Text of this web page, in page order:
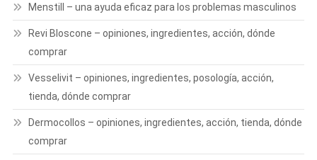
Menstill – una ayuda eficaz para los problemas masculinos
Revi Bloscone – opiniones, ingredientes, acción, dónde
comprar
Vesselivit – opiniones, ingredientes, posología, acción,
tienda, dónde comprar
Dermocollos – opiniones, ingredientes, acción, tienda, dónde
comprar